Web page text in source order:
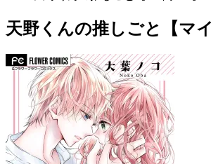
天野くんの推しごと【マ